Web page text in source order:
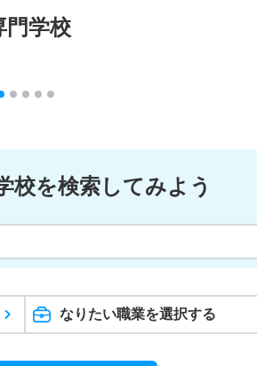
門学校
校を検索してみよう
なりたい職業を選択する